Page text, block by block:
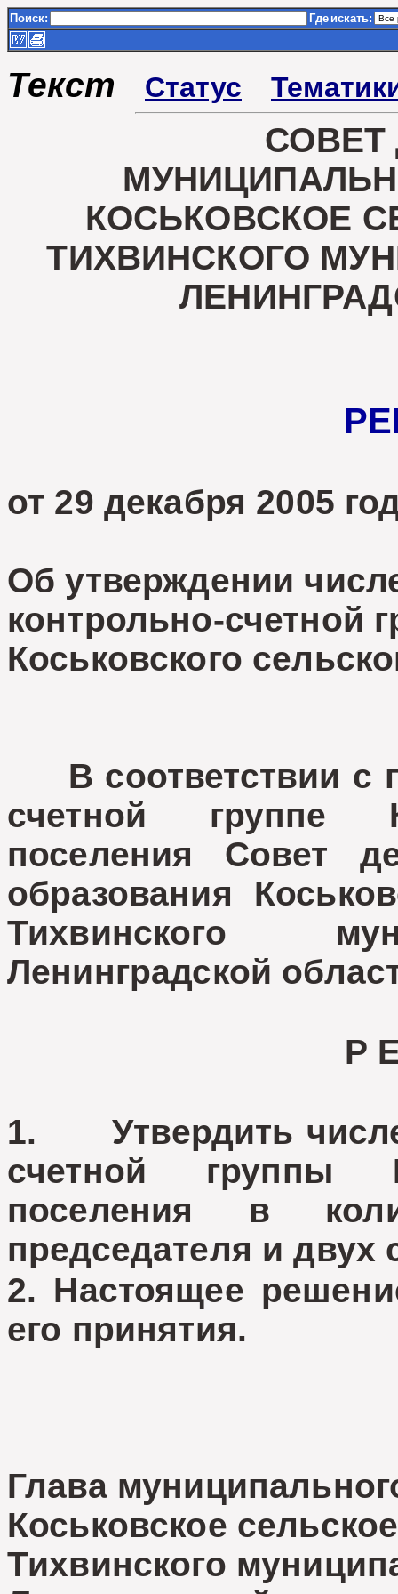
Поиск: Где искать:
Текст Статус
СОВЕТ
КОСЬКОВСКОЕ
ТИХВИНСКОГО
от 29 декабря 2005
Об утверждении
контрольно-счетной
Коськовского
В соответствии с
счетной группе
поселения Совет
образования
Тихвинского
Ленинградской
Р
1. Утвердить
счетной группы
поселения в
председателя и двух
2. Настоящее
его принятия.
Глава
Коськовское
Тихвинского